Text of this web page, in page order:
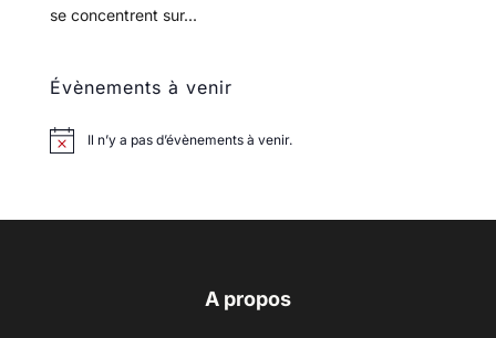
se concentrent sur...
Évènements à venir
Il n’y a pas d’évènements à venir.
A propos